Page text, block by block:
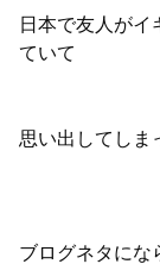
日本で友人がイ
ていて
思い出してしま
ブログネタにな